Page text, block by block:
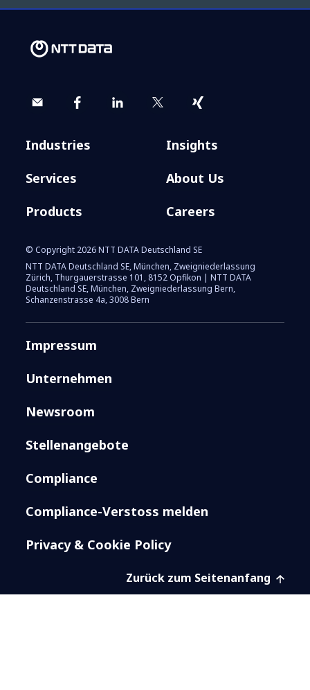
Industries
Services
Products
Insights
About Us
Careers
© Copyright 2026 NTT DATA Deutschland SE
NTT DATA Deutschland SE, München, Zweigniederlassung
Zürich, Thurgauerstrasse 101, 8152 Opfikon | NTT DATA
Deutschland SE, München, Zweigniederlassung Bern,
Schanzenstrasse 4a, 3008 Bern
Impressum
Unternehmen
Newsroom
Stellenangebote
Compliance
Compliance-Verstoss melden
Privacy & Cookie Policy
Zurück zum Seitenanfang